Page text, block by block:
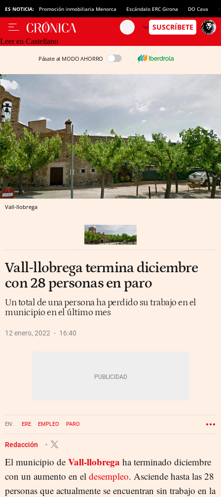
ES NOTICIA: Promoción inmobiliaria Menorca Escándalo ERC Girona DO Cava
Leer en Castellano
Pásate al MODO AHORRO
Vall-llobrega
Vall-llobrega termina diciembre
con 28 personas en paro
Un total de una persona ha perdido su trabajo en el
municipio en el último mes
12 enero, 2022 16:40
ERE EMPLEO PARO
Redacción
El municipio de Vall-llobrega ha terminado diciembre
con un aumento en el desempleo. Asciende hasta las 28
personas que actualmente se encuentran sin trabajo en la